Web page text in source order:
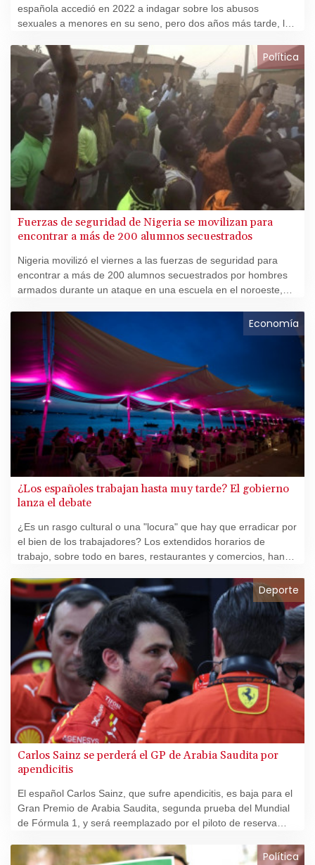
española accedió en 2022 a indagar sobre los abusos
sexuales a menores en su seno, pero dos años más tarde, las
una reparación.
Política
Fuerzas de seguridad de Nigeria se movilizan para
encontrar a más de 200 alumnos secuestrados
Nigeria movilizó el viernes a las fuerzas de seguridad para
encontrar a más de 200 alumnos secuestrados por hombres
armados durante un ataque en una escuela en el noroeste,
del oeste de África.
Economía
¿Los españoles trabajan hasta muy tarde? El gobierno
lanza el debate
¿Es un rasgo cultural o una "locura" que hay que erradicar por
el bien de los trabajadores? Los extendidos horarios de
trabajo, sobre todo en bares, restaurantes y comercios, han
contra jornadas que juzga poco racionales.
Deporte
Carlos Sainz se perderá el GP de Arabia Saudita por
apendicitis
El español Carlos Sainz, que sufre apendicitis, es baja para el
Gran Premio de Arabia Saudita, segunda prueba del Mundial
de Fórmula 1, y será reemplazado por el piloto de reserva
viernes.
Política